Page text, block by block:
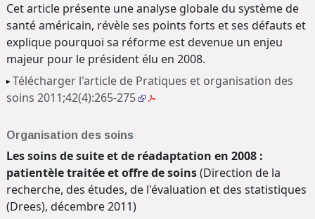
Cet article présente une analyse globale du système de
santé américain, révèle ses points forts et ses défauts et
explique pourquoi sa réforme est devenue un enjeu
majeur pour le président élu en 2008.
Télécharger l'article de Pratiques et organisation des
soins 2011;42(4):265-275
Organisation des soins
Les soins de suite et de réadaptation en 2008 :
patientèle traitée et offre de soins(Direction de la
recherche, des études, de l'évaluation et des statistiques
(Drees), décembre 2011)